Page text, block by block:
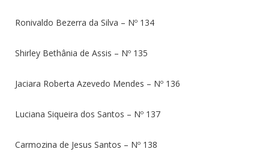
Ronivaldo Bezerra da Silva – Nº 134
Shirley Bethânia de Assis – Nº 135
Jaciara Roberta Azevedo Mendes – Nº 136
Luciana Siqueira dos Santos – Nº 137
Carmozina de Jesus Santos – Nº 138